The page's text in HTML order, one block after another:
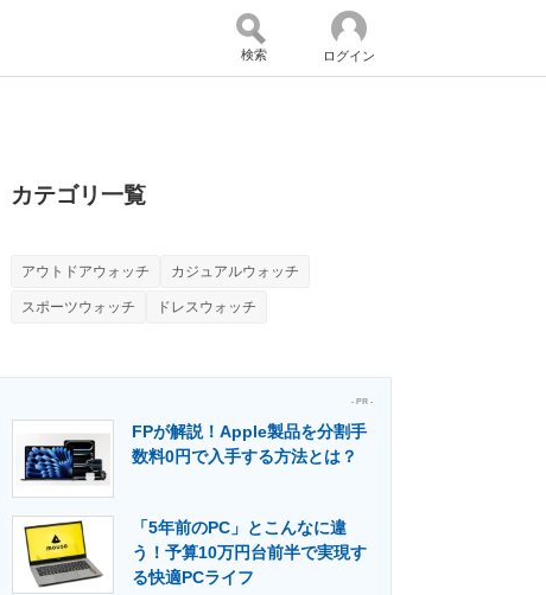
バイスの未来
コミュニティ
門メディア
検索 ログイン
カテゴリ一覧
アウトドアウォッチ カジュアルウォッチ
スポーツウォッチ ドレスウォッチ
- PR -
FPが解説！Apple製品を分割手
数料0円で入手する方法とは？
「5年前のPC」とこんなに違
う！予算10万円台前半で実現す
る快適PCライフ